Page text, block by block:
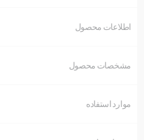
اطلاعات محصول
مشخصات محصول
موارد استفاده